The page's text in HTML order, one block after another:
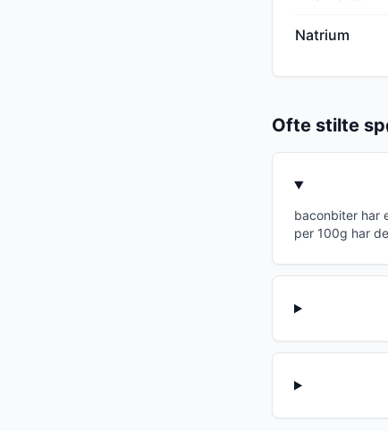
Natrium
Ofte stilte
baconbiter har
per 100g har